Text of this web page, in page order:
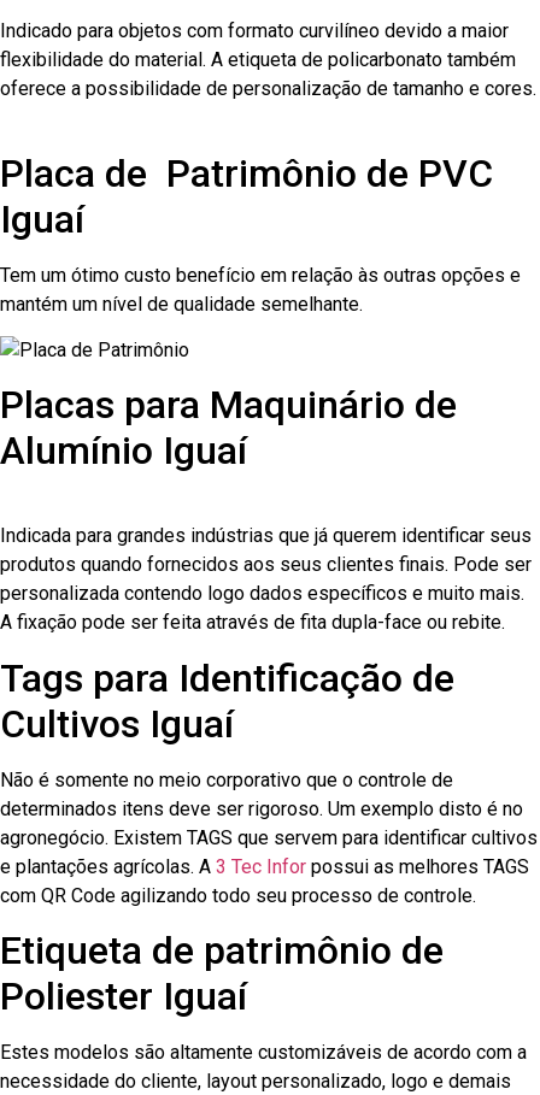
Indicado para objetos com formato curvilíneo devido a maior
flexibilidade do material. A etiqueta de policarbonato também
oferece a possibilidade de personalização de tamanho e cores.
Placa de Patrimônio de PVC
Iguaí
Tem um ótimo custo benefício em relação às outras opções e
mantém um nível de qualidade semelhante.
Placas para Maquinário de
Alumínio Iguaí
Indicada para grandes indústrias que já querem identificar seus
produtos quando fornecidos aos seus clientes finais. Pode ser
personalizada contendo logo dados específicos e muito mais.
A fixação pode ser feita através de fita dupla-face ou rebite.
Tags para Identificação de
Cultivos Iguaí
Não é somente no meio corporativo que o controle de
determinados itens deve ser rigoroso. Um exemplo disto é no
agronegócio. Existem TAGS que servem para identificar cultivos
e plantações agrícolas. A 3 Tec Infor possui as melhores TAGS
com QR Code agilizando todo seu processo de controle.
Etiqueta de patrimônio de
Poliester Iguaí
Estes modelos são altamente customizáveis de acordo com a
necessidade do cliente, layout personalizado, logo e demais